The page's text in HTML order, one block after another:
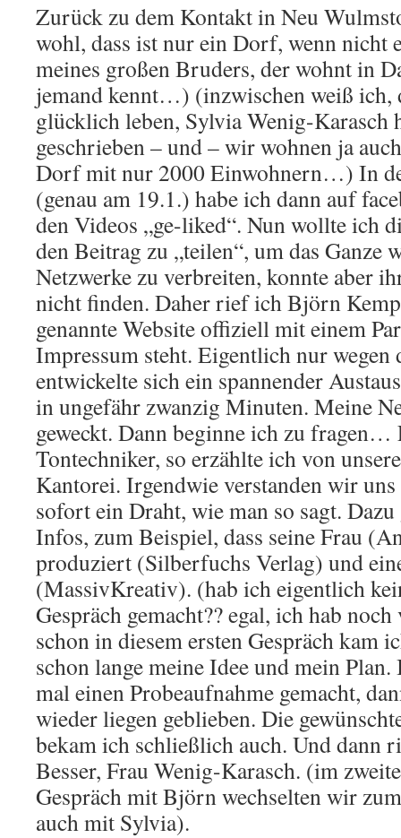
Zurück zu dem Kontakt in Neu
wohl, dass ist nur ein Dorf, wenn nicht
meines großen Bruders, der wohnt in
jemand kennt…) (inzwischen weiß ich,
glücklich leben, Sylvia Wenig-Karasch
geschrieben – und – wir wohnen ja
Dorf mit nur 2000 Einwohnern…) In
(genau am 19.1.) habe ich dann auf
den Videos „ge-liked“. Nun wollte ich
den Beitrag zu „teilen“, um das Ganze
Netzwerke zu verbreiten, konnte aber
nicht finden. Daher rief ich Björn
genannte Website offiziell mit einem
Impressum steht. Eigentlich nur wegen
entwickelte sich ein spannender
in ungefähr zwanzig Minuten. Meine
geweckt. Dann beginne ich zu fragen…
Tontechniker, so erzählte ich von
Kantorei. Irgendwie verstanden wir
sofort ein Draht, wie man so sagt. Dazu
Infos, zum Beispiel, dass seine Frau
produziert (Silberfuchs Verlag) und
(MassivKreativ). (hab ich eigentlich
Gespräch gemacht?? egal, ich hab
schon in diesem ersten Gespräch kam
schon lange meine Idee und mein Plan.
mal einen Probeaufnahme gemacht,
wieder liegen geblieben. Die
bekam ich schließlich auch. Und dann
Besser, Frau Wenig-Karasch. (im
Gespräch mit Björn wechselten wir
auch mit Sylvia).